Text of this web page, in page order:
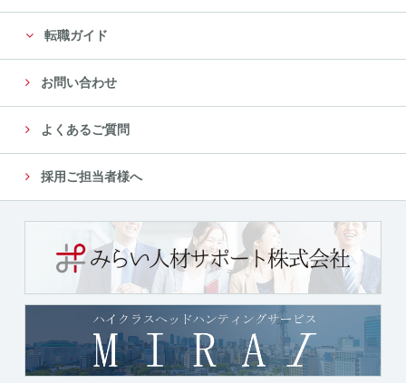
転職ガイド
お問い合わせ
よくあるご質問
採用ご担当者様へ